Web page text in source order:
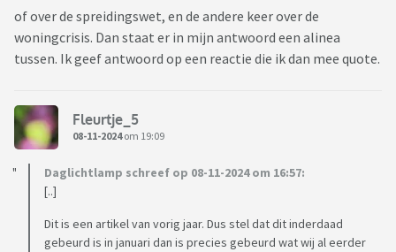
of over de spreidingswet, en de andere keer over de
woningcrisis. Dan staat er in mijn antwoord een alinea
tussen. Ik geef antwoord op een reactie die ik dan mee quote.
Fleurtje_5
08-11-2024om 19:09
Daglichtlamp schreef op 08-11-2024 om 16:57:
[..]
Dit is een artikel van vorig jaar. Dus stel dat dit inderdaad
gebeurd is in januari dan is precies gebeurd wat wij al eerder